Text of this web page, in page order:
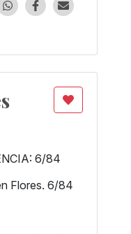
6/84
Flores. 6/84